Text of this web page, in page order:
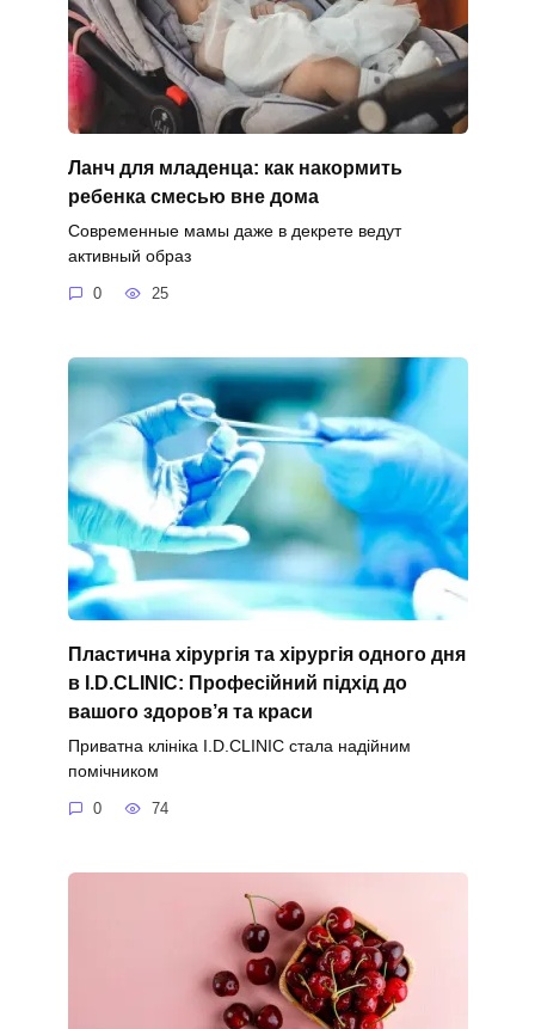
Ланч для младенца: как накормить
ребенка смесью вне дома
Современные мамы даже в декрете ведут
активный образ
0 25
Пластична хірургія та хірургія одного дня
в I.D.CLINIC: Професійний підхід до
вашого здоров’я та краси
Приватна клініка I.D.CLINIC стала надійним
помічником
0 74